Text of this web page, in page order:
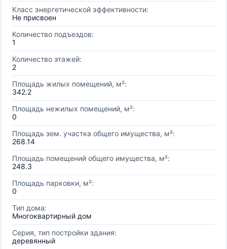
Класс энергетической эффективности:
Не присвоен
Количество подъездов:
1
Количество этажей:
2
Площадь жилых помещений, м²:
342.2
Площадь нежилых помещений, м²:
0
Площадь зем. участка общего имущества, м²:
268.14
Площадь помещений общего имущества, м²:
248.3
Площадь парковки, м²:
0
Тип дома:
Многоквартирный дом
Серия, тип постройки здания:
деревянный